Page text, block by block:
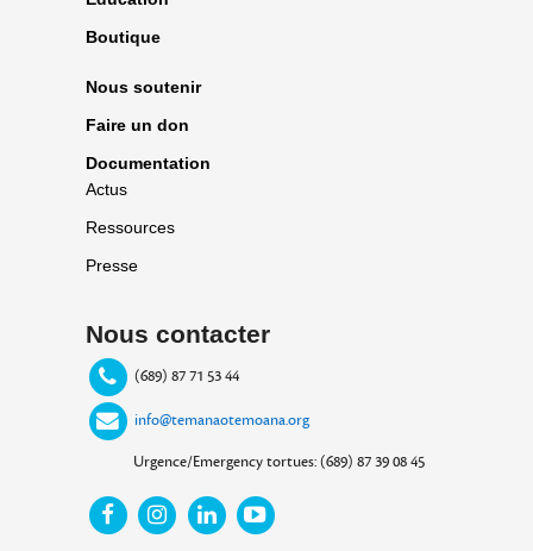
Boutique
Nous soutenir
Faire un don
Documentation
Actus
Ressources
Presse
Nous contacter
(689) 87 71 53 44
info@temanaotemoana.org
Urgence/Emergency tortues: (689) 87 39 08 45